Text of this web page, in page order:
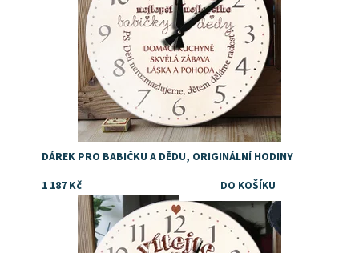
DÁREK PRO BABIČKU A DĚDU, ORIGINÁLNÍ HODINY
1 187 Kč
Dostupnost:
Skladem
Značka:
DejDar